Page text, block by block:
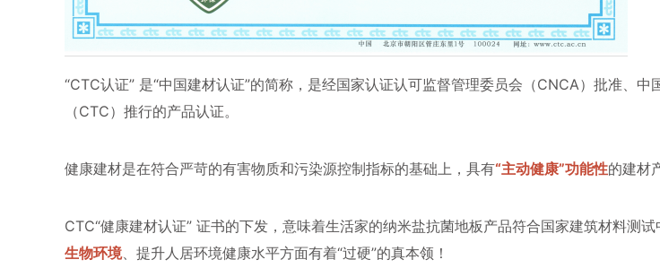
“CTC认证” 是“中国建材认证”的简称，是经国家认证认可监督管理委员会（CNCA）批准、
（CTC）推行的产品认证。
健康建材是在符合严苛的有害物质和污染源控制指标的基础上，具有“主动健康”功能性的建材
CTC“健康建材认证” 证书的下发，意味着生活家的纳米盐抗菌地板产品符合国家建筑材料测
生物环境、提升人居环境健康水平方面有着“过硬”的真本领！